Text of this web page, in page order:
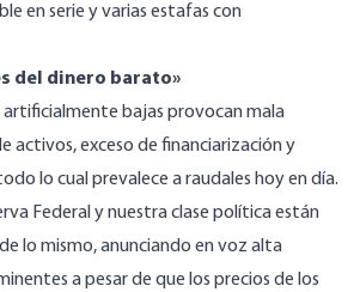
en serie y varias estafas con
del dinero barato»
artificialmente bajas provocan mala
activos, exceso de financiarizacióny
lo cual prevalece a raudales hoy en día.
Federal y nuestra clase política están
lo mismo,anunciando en voz alta
a pesar de que los precios de los